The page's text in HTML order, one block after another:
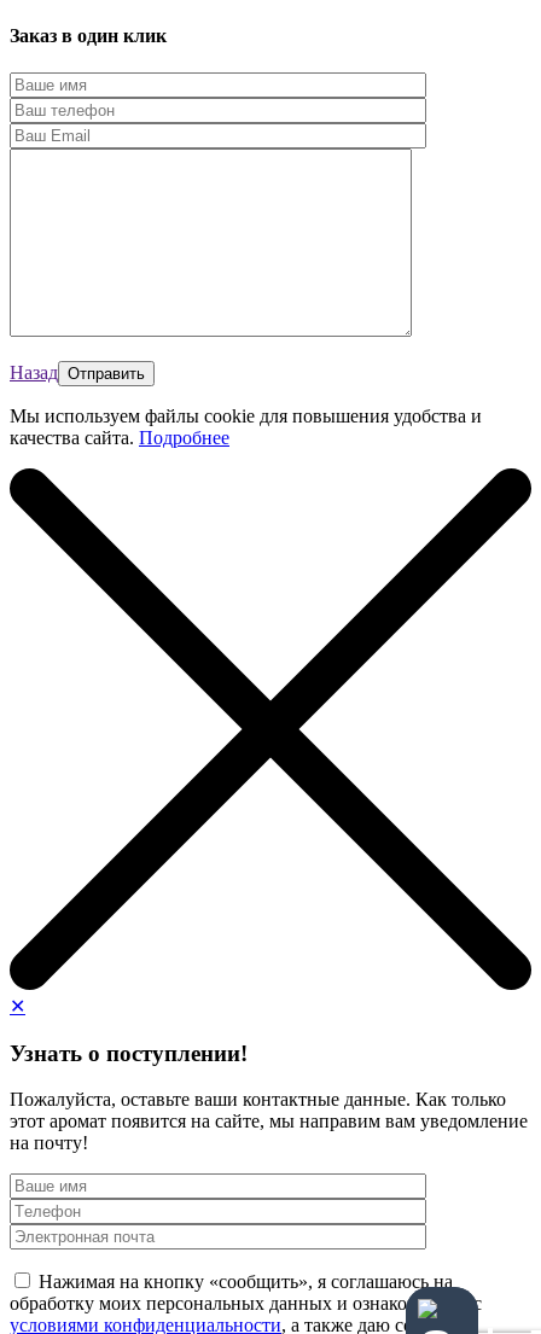
Заказ в один клик
Назад
Мы используем файлы cookie для повышения удобства и
качества сайта. Подробнее
✕
Узнать о поступлении!
Пожалуйста, оставьте ваши контактные данные. Как только
этот аромат появится на сайте, мы направим вам уведомление
на почту!
Нажимая на кнопку «сообщить», я соглашаюсь на
обработку моих персональных данных и ознакомлен(а) с
условиями конфиденциальности, а также даю согласие